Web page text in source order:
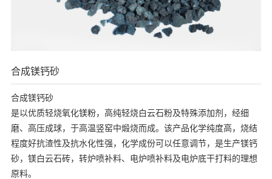
合成镁钙砂
合成镁钙砂
是以优质轻烧氧化镁粉，高纯轻烧白云石粉及特殊添加剂，经细
磨、高压成球，于高温竖窑中煅烧而成。该产品化学纯度高，烧结
程度好抗渣性及抗水化性强，化学成份可以任意调节，是生产镁钙
砂，镁白云石砖，转炉喷补料、电炉喷补料及电炉底干打料的理想
原料。